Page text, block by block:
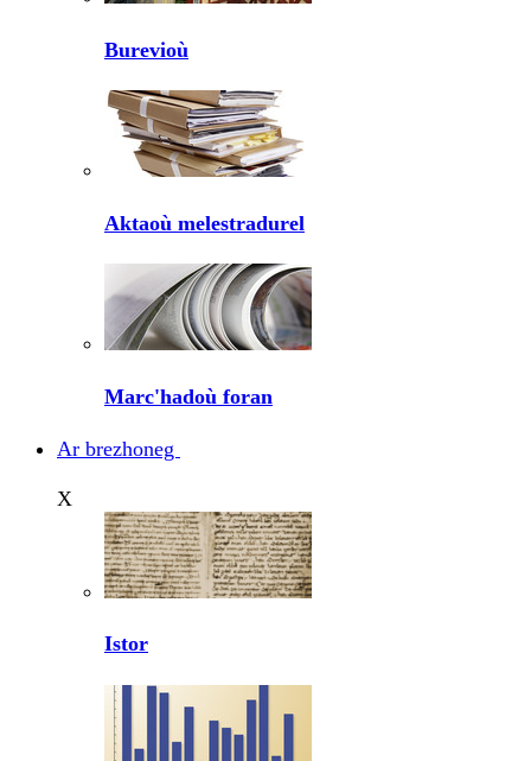
Burevioù
Aktaoù melestradurel
Marc'hadoù foran
Ar brezhoneg
X
Istor